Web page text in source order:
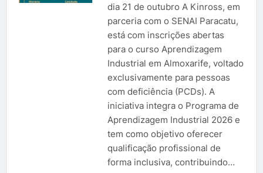
dia 21 de outubro A Kinross, em
parceria com o SENAI Paracatu,
está com inscrições abertas
para o curso Aprendizagem
Industrial em Almoxarife, voltado
exclusivamente para pessoas
com deficiência (PCDs). A
iniciativa integra o Programa de
Aprendizagem Industrial 2026 e
tem como objetivo oferecer
qualificação profissional de
forma inclusiva, contribuindo…